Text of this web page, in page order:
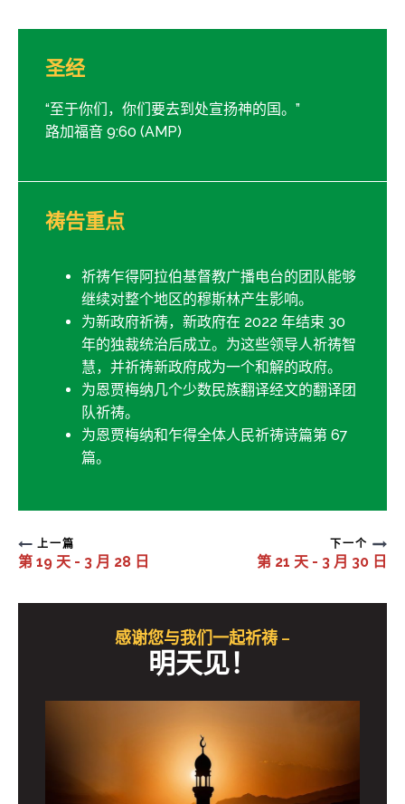
圣经
“至于你们，你们要去到处宣扬神的国。”
路加福音 9:60 (AMP)
祷告重点
祈祷乍得阿拉伯基督教广播电台的团队能够
继续对整个地区的穆斯林产生影响。
为新政府祈祷，新政府在 2022 年结束 30
年的独裁统治后成立。为这些领导人祈祷智
慧，并祈祷新政府成为一个和解的政府。
为恩贾梅纳几个少数民族翻译经文的翻译团
队祈祷。
为恩贾梅纳和乍得全体人民祈祷诗篇第 67
篇。
上一篇
第 19 天 - 3 月 28 日
下一个
第 21 天 - 3 月 30 日
感谢您与我们一起祈祷 –
明天见！